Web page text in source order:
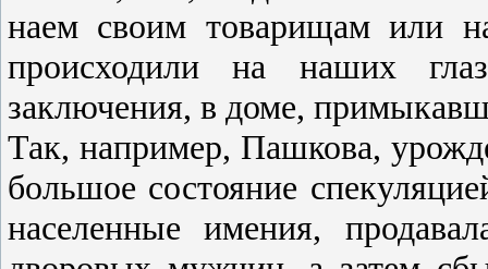
наем своим товарищам или
происходили на наших
заключения, в доме,
Так, например, Пашкова,
большое состояние
населенные имения,